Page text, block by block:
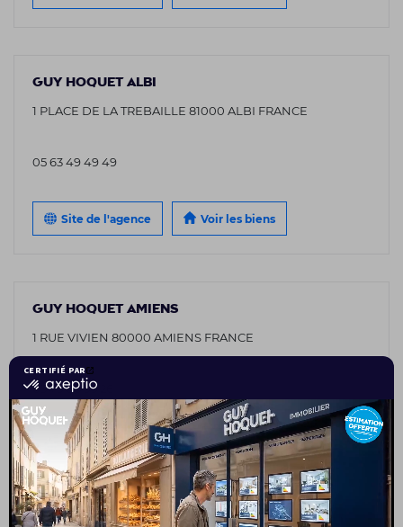
GUY HOQUET ALBI
1 PLACE DE LA TREBAILLE 81000 ALBI FRANCE
05 63 49 49 49
Site de l'agence Voir les biens
GUY HOQUET AMIENS
1 RUE VIVIEN 80000 AMIENS FRANCE
03 75 08 95 26
Site de l'agence Voir les biens